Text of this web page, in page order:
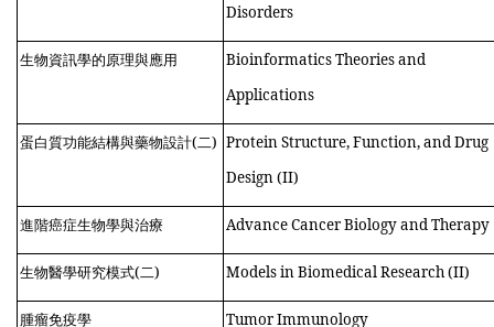
Disorders
生物資訊學的原理與應用
Bioinformatics Theories and
Applications
蛋白質功能結構與藥物設計(二) Protein Structure, Function, and Drug
Design (II)
進階癌症生物學與治療 Advance Cancer Biology and Therapy
生物醫學研究模式(二) Models in Biomedical Research (II)
腫瘤免疫學 Tumor Immunology